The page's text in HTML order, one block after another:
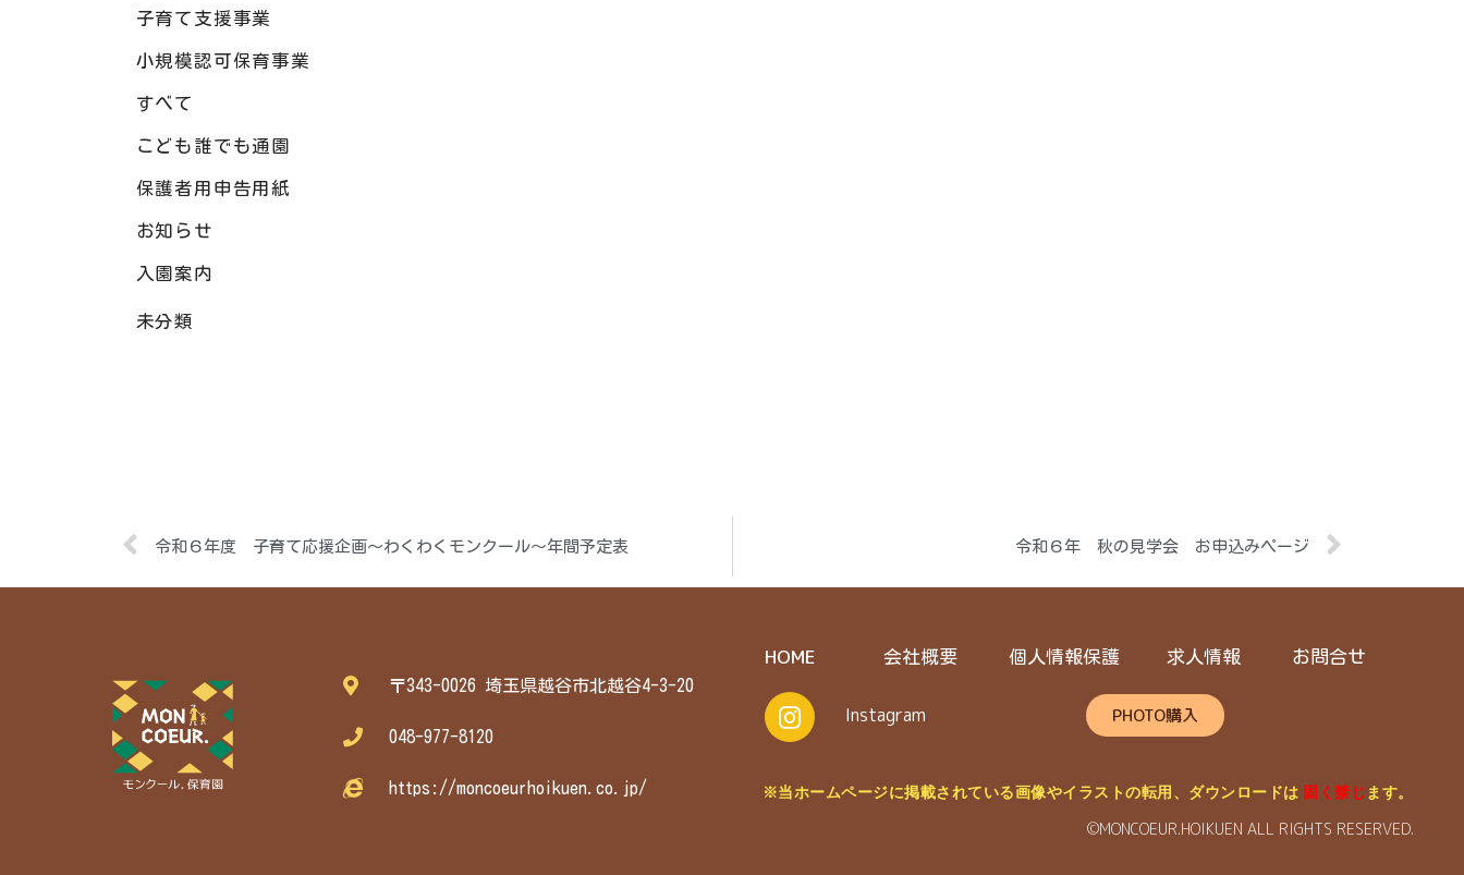
子育て支援事業
小規模認可保育事業
すべて
こども誰でも通園
保護者用申告用紙
お知らせ
入園案内
未分類
令和６年度 子育て応援企画～わくわくモンクール～年間予定表 令和６年 秋の見学会 お申込みページ
〒343-0026 埼玉県越谷市北越谷4-3-20
048-977-8120
https://moncoeurhoikuen.co.jp/
HOME 会社概要 個人情報保護 求人情報 お問合せ
Instagram PHOTO購入
※当ホームページに掲載されている画像やイラストの転用、ダウンロードは 固く禁じ ます。
©MONCOEUR.HOIKUEN ALL RIGHTS RESERVED.